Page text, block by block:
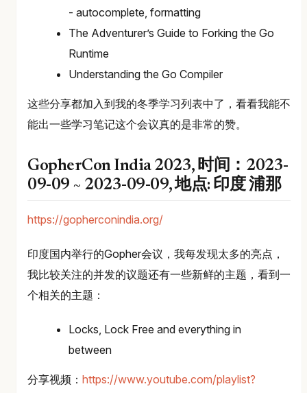
- autocomplete, formatting
The Adventurer’s Guide to Forking the Go
Runtime
Understanding the Go Compiler
这些分享都加入到我的冬季学习列表中了，看看我能不
能出一些学习笔记这个会议真的是非常的赞。
GopherCon India 2023, 时间：2023-
09-09 ~ 2023-09-09, 地点: 印度 浦那
https://gopherconindia.org/
印度国内举行的Gopher会议，我每发现太多的亮点，
我比较关注的并发的议题还有一些新鲜的主题，看到一
个相关的主题：
Locks, Lock Free and everything in
between
分享视频： https://www.youtube.com/playlist?